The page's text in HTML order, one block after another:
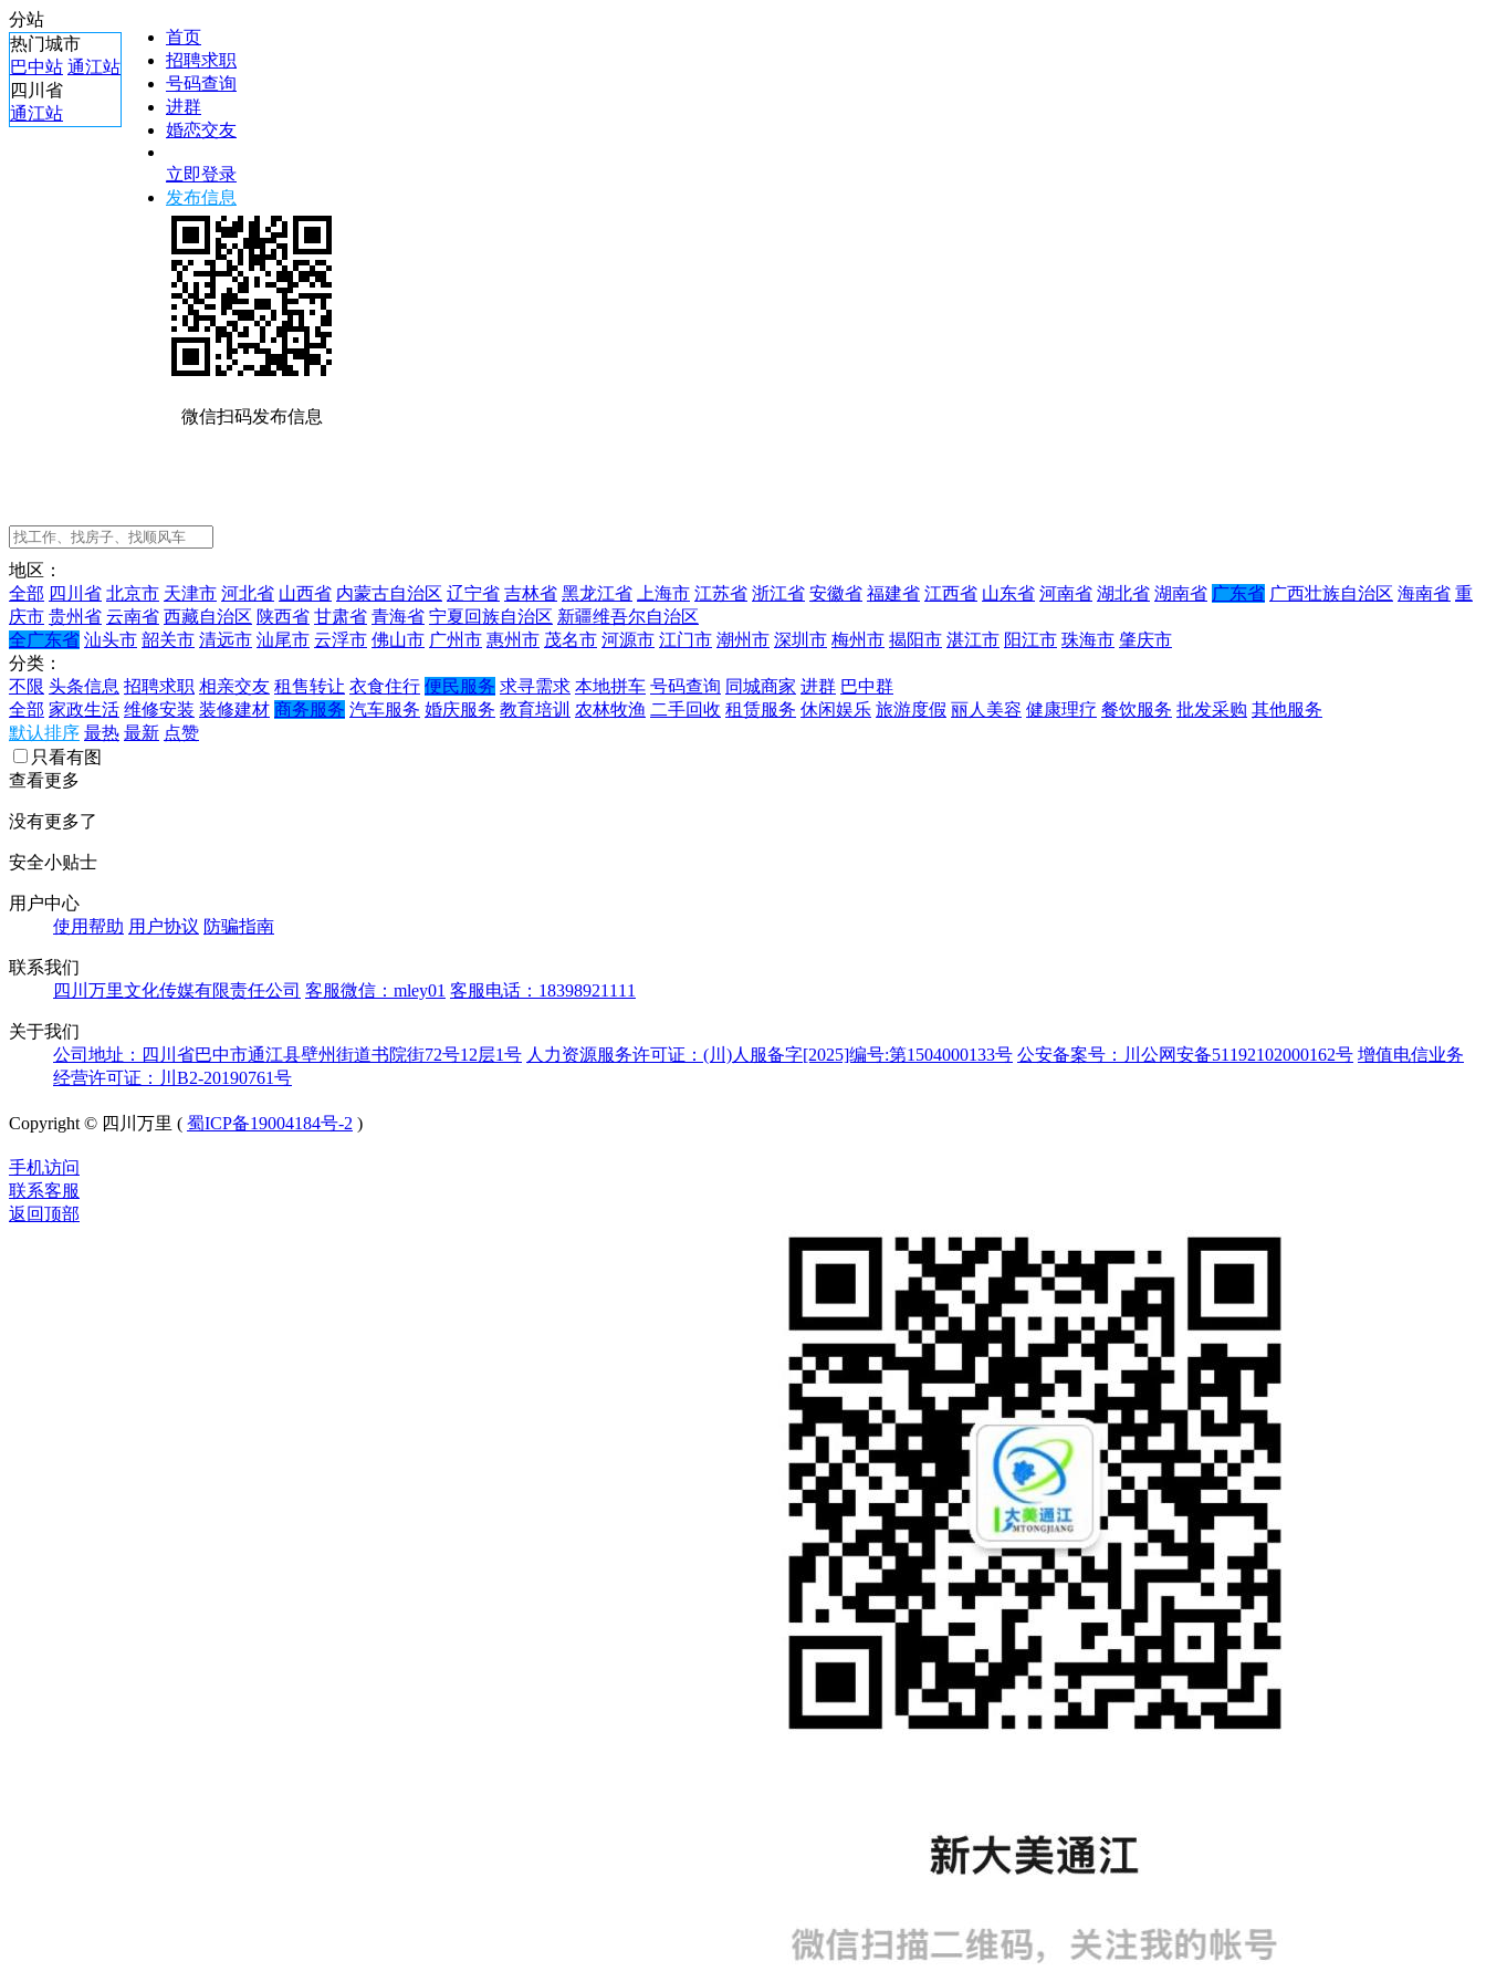
分站
热门城市
巴中站 通江站
四川省
通江站
首页
招聘求职
号码查询
进群
婚恋交友
立即登录
发布信息
微信扫码发布信息
地区：
全部 四川省 北京市 天津市 河北省 山西省 内蒙古自治区 辽宁省 吉林省 黑龙江省 上海市 江苏省 浙江省 安徽省 福建省 江西省 山东省 河南省 湖北省 湖南省 广东省 广西壮族自治区 海南省 重
庆市 贵州省 云南省 西藏自治区 陕西省 甘肃省 青海省 宁夏回族自治区 新疆维吾尔自治区
全广东省 汕头市 韶关市 清远市 汕尾市 云浮市 佛山市 广州市 惠州市 茂名市 河源市 江门市 潮州市 深圳市 梅州市 揭阳市 湛江市 阳江市 珠海市 肇庆市
分类：
不限 头条信息 招聘求职 相亲交友 租售转让 衣食住行 便民服务 求寻需求 本地拼车 号码查询 同城商家 进群 巴中群
全部 家政生活 维修安装 装修建材 商务服务 汽车服务 婚庆服务 教育培训 农林牧渔 二手回收 租赁服务 休闲娱乐 旅游度假 丽人美容 健康理疗 餐饮服务 批发采购 其他服务
默认排序 最热 最新 点赞
只看有图
查看更多
没有更多了
安全小贴士
用户中心
使用帮助 用户协议 防骗指南
联系我们
四川万里文化传媒有限责任公司 客服微信：mley01 客服电话：18398921111
关于我们
公司地址：四川省巴中市通江县壁州街道书院街72号12层1号 人力资源服务许可证：(川)人服备字[2025]编号:第1504000133号 公安备案号：川公网安备51192102000162号 增值电信业务
经营许可证：川B2-20190761号
Copyright © 四川万里 ( 蜀ICP备19004184号-2 )
手机访问
联系客服
返回顶部